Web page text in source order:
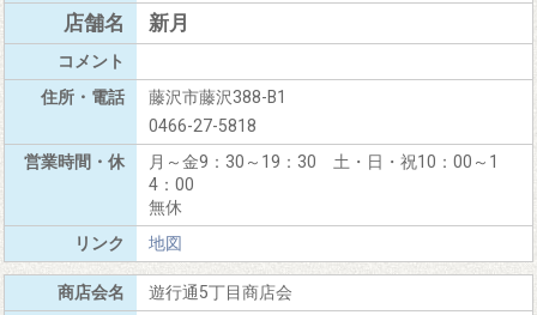
新月
藤沢市藤沢388-B1
0466-27-5818
月～金9：30～19：30 土・日・祝10：00～1
4：00
無休
地図
遊行通5丁目商店会